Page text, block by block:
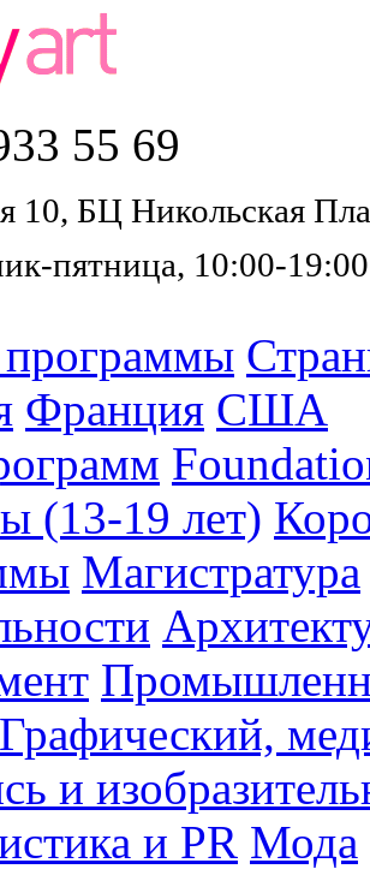
55 69
10, БЦ Никольская
пятница, 10:00-19:00
Франция США
(13-19 лет)
Магистратура
Графический,
и
и PR Мода